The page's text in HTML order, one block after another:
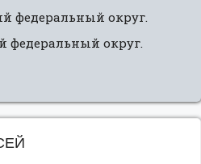
федеральный округ.
федеральный округ.